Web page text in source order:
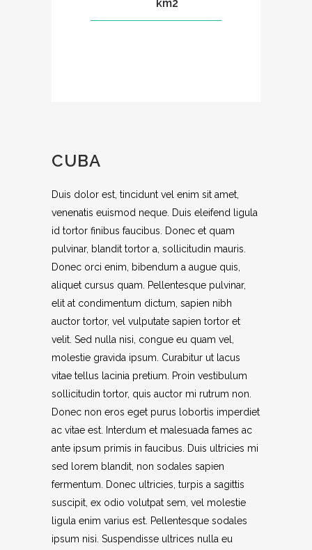
km2
CUBA
Duis dolor est, tincidunt vel enim sit amet,
venenatis euismod neque. Duis eleifend ligula
id tortor finibus faucibus. Donec et quam
pulvinar, blandit tortor a, sollicitudin mauris.
Donec orci enim, bibendum a augue quis,
aliquet cursus quam. Pellentesque pulvinar,
elit at condimentum dictum, sapien nibh
auctor tortor, vel vulputate sapien tortor et
velit. Sed nulla nisi, congue eu quam vel,
molestie gravida ipsum. Curabitur ut lacus
vitae tellus lacinia pretium. Proin vestibulum
sollicitudin tortor, quis auctor mi rutrum non.
Donec non eros eget purus lobortis imperdiet
ac vitae est. Interdum et malesuada fames ac
ante ipsum primis in faucibus. Duis ultricies mi
sed lorem blandit, non sodales sapien
fermentum. Donec ultricies, turpis a sagittis
suscipit, ex odio volutpat sem, vel molestie
ligula enim varius est. Pellentesque sodales
ipsum nisi. Suspendisse ultrices nulla eu